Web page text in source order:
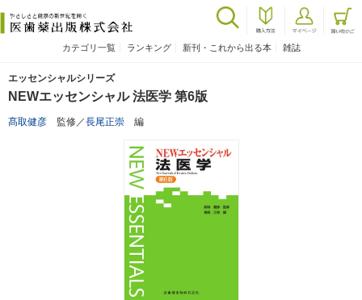
カテゴリ一覧 ランキング 新刊・これから出る本 雑誌
エッセンシャルシリーズ
NEWエッセンシャル 法医学 第6版
髙取健彦 監修／長尾正崇 編